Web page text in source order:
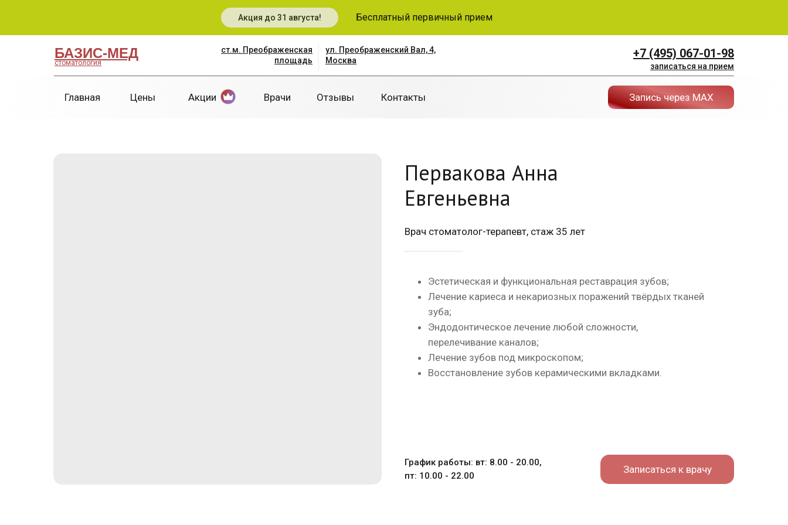
Бесплатный первичный прием
Акция до 31 августа!
Запись через МАХ
ст.м. Преображенская
площадь
ул. Преображенский Вал, 4,
Москва
записаться на прием
+7 (495) 067-01-98
Главная Цены Отзывы
Врачи Контакты
Акции
стоматология
БАЗИС-МЕД
Первакова Анна
Евгеньевна
Записаться к врачу
График работы: вт: 8.00 - 20.00,
пт: 10.00 - 22.00
Врач стоматолог-терапевт, стаж 35 лет
Эстетическая и функциональная реставрация зубов;
Лечение кариеса и некариозных поражений твёрдых тканей
зуба;
Эндодонтическое лечение любой сложности,
перелечивание каналов;
Лечение зубов под микроскопом;
Восстановление зубов керамическими вкладками.